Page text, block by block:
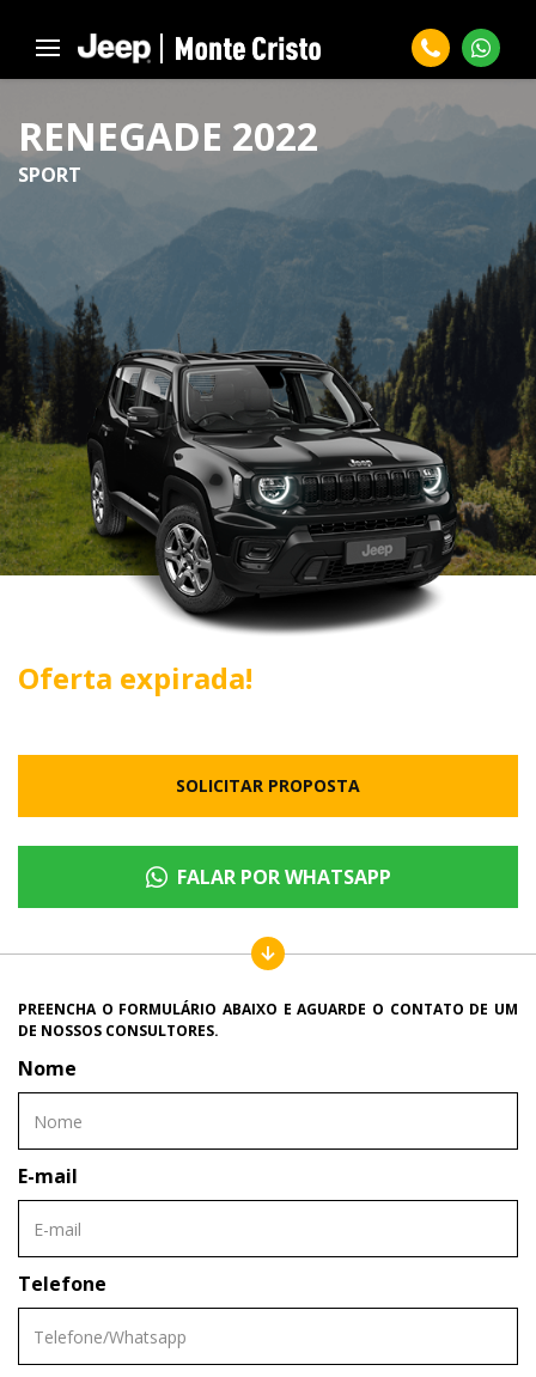
RENEGADE 2022
SPORT
Oferta expirada!
SOLICITAR PROPOSTA
FALAR POR WHATSAPP
PREENCHA O FORMULÁRIO ABAIXO E AGUARDE O CONTATO DE UM
DE NOSSOS CONSULTORES.
Nome
E-mail
Telefone